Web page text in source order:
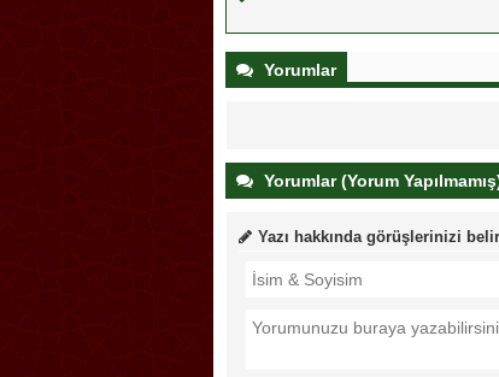
Yorumlar
Yorumlar (Yorum
Yazı hakkında görüşlerinizi